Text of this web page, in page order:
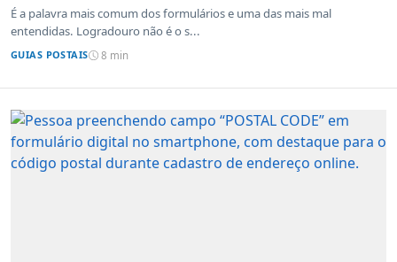
É a palavra mais comum dos formulários e uma das mais mal
entendidas. Logradouro não é o s...
GUIAS POSTAIS 8 min